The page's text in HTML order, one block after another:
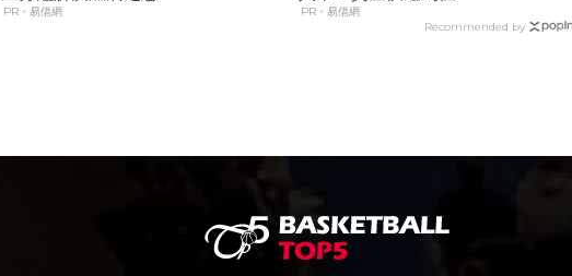
PR・易借網
PR・易借網
Recommended by